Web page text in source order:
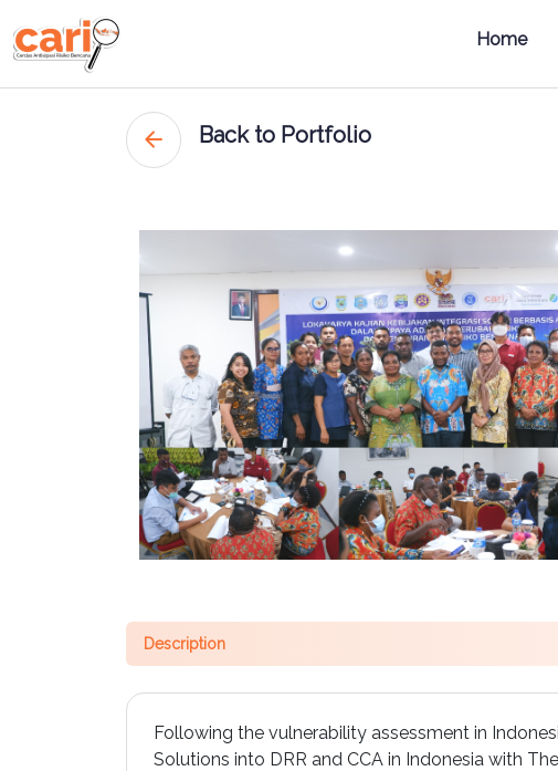
Home
arrow_back Back to Portfolio
Description
Following the vulnerability assessment in
Solutions into DRR and CCA in Indonesia with